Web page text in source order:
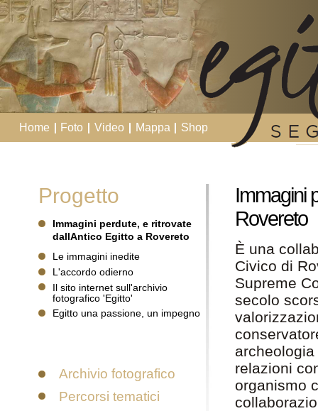
Home Foto Video Mappa Shop
Progetto
Immagini perdute, e ritrovate
dallAntico Egitto a Rovereto
Le immagini inedite
L'accordo odierno
Il sito internet sull'archivio
fotografico 'Egitto'
Egitto una passione, un impegno
Archivio fotografico
Percorsi tematici
Immagini
Rovereto
È una
Civico di
Supreme
secolo
relazioni
organismo